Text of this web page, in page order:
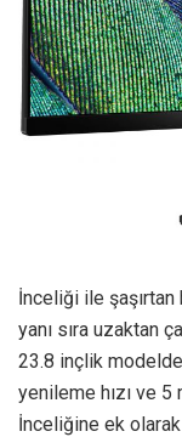
İnceliği ile
yanı sıra uzaktan
23.8 inçlik
yenileme hızı ve 5
İnceliğine ek